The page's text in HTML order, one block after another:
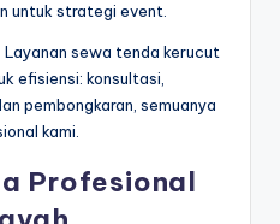
untuk strategi event.
sewa tenda kerucut
efisiensi: konsultasi,
pembongkaran, semuanya
kami.
Profesional